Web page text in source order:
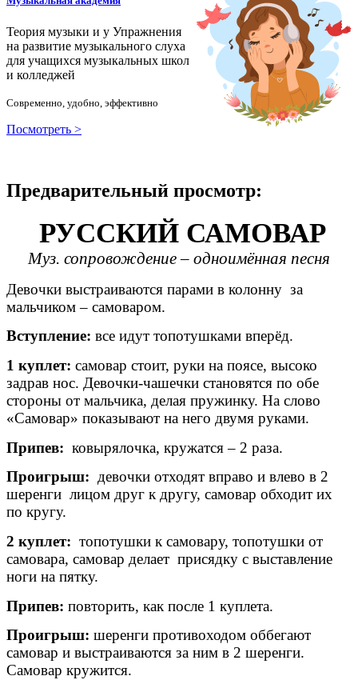
Теория музыки и у Упражнения
на развитие музыкального слуха
для учащихся музыкальных школ
и колледжей
Современно, удобно, эффективно
Посмотреть >
Предварительный просмотр:
РУССКИЙ САМОВАР
Муз. сопровождение – одноимённая песня
Девочки выстраиваются парами в колонну за
мальчиком – самоваром.
Вступление: все идут топотушками вперёд.
1 куплет: самовар стоит, руки на поясе, высоко
задрав нос. Девочки-чашечки становятся по обе
стороны от мальчика, делая пружинку. На слово
«Самовар» показывают на него двумя руками.
Припев: ковырялочка, кружатся – 2 раза.
Проигрыш: девочки отходят вправо и влево в 2
шеренги лицом друг к другу, самовар обходит их
по кругу.
2 куплет: топотушки к самовару, топотушки от
самовара, самовар делает присядку с выставление
ноги на пятку.
Припев: повторить, как после 1 куплета.
Проигрыш: шеренги противоходом оббегают
самовар и выстраиваются за ним в 2 шеренги.
Самовар кружится.